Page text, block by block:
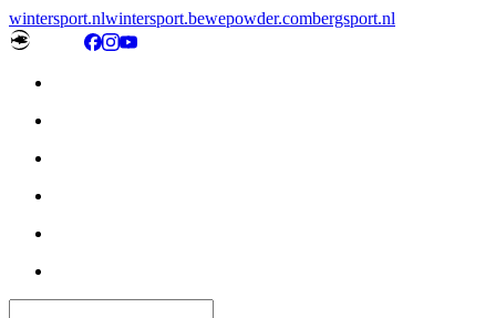
wintersport.nlwintersport.bewepowder.combergsport.nl